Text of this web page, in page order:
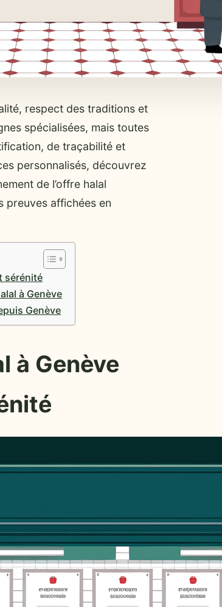
respect des traditions et
spécialisées, mais toutes
de traçabilité et
personnalisés, découvrez
de l’offre halal
preuves affichées en
sérénité
à Genève
Genève
à Genève